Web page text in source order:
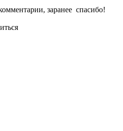
заранее спасибо!